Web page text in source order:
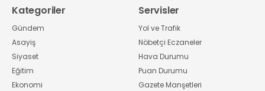
Kategoriler
Gündem
Asayiş
Siyaset
Eğitim
Ekonomi
Servisler
Yol ve Trafik
Nöbetçi Eczaneler
Hava Durumu
Puan Durumu
Gazete Manşetleri